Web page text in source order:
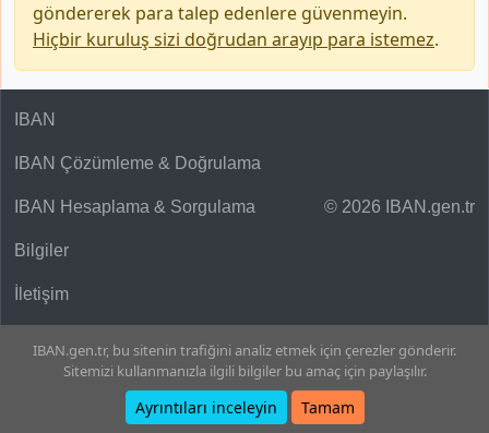
göndererek para talep edenlere güvenmeyin.
Hiçbir kuruluş sizi doğrudan arayıp para istemez.
© 2026 IBAN.gen.tr
IBAN
IBAN Çözümleme & Doğrulama
IBAN Hesaplama & Sorgulama
Bilgiler
İletişim
IBAN.gen.tr, bu sitenin trafiğini analiz etmek için çerezler gönderir.
Sitemizi kullanmanızla ilgili bilgiler bu amaç için paylaşılır.
Ayrıntıları inceleyin Tamam